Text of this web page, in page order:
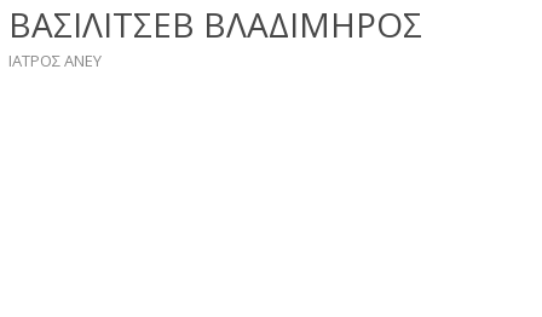
ΒΑΣΙΛΙΤΣΕΒ ΒΛΑΔΙΜΗΡΟΣ
ΙΑΤΡΟΣ ΑΝΕΥ